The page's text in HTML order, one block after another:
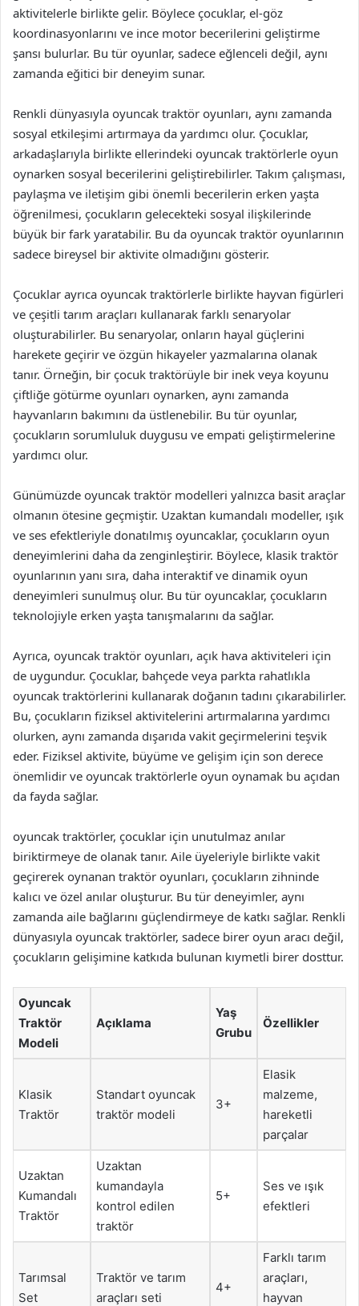
aktivitelerle birlikte gelir. Böylece çocuklar, el-göz
koordinasyonlarını ve ince motor becerilerini geliştirme
şansı bulurlar. Bu tür oyunlar, sadece eğlenceli değil, aynı
zamanda eğitici bir deneyim sunar.
Renkli dünyasıyla oyuncak traktör oyunları, aynı zamanda
sosyal etkileşimi artırmaya da yardımcı olur. Çocuklar,
arkadaşlarıyla birlikte ellerindeki oyuncak traktörlerle oyun
oynarken sosyal becerilerini geliştirebilirler. Takım çalışması,
paylaşma ve iletişim gibi önemli becerilerin erken yaşta
öğrenilmesi, çocukların gelecekteki sosyal ilişkilerinde
büyük bir fark yaratabilir. Bu da oyuncak traktör oyunlarının
sadece bireysel bir aktivite olmadığını gösterir.
Çocuklar ayrıca oyuncak traktörlerle birlikte hayvan figürleri
ve çeşitli tarım araçları kullanarak farklı senaryolar
oluşturabilirler. Bu senaryolar, onların hayal güçlerini
harekete geçirir ve özgün hikayeler yazmalarına olanak
tanır. Örneğin, bir çocuk traktörüyle bir inek veya koyunu
çiftliğe götürme oyunları oynarken, aynı zamanda
hayvanların bakımını da üstlenebilir. Bu tür oyunlar,
çocukların sorumluluk duygusu ve empati geliştirmelerine
yardımcı olur.
Günümüzde oyuncak traktör modelleri yalnızca basit araçlar
olmanın ötesine geçmiştir. Uzaktan kumandalı modeller, ışık
ve ses efektleriyle donatılmış oyuncaklar, çocukların oyun
deneyimlerini daha da zenginleştirir. Böylece, klasik traktör
oyunlarının yanı sıra, daha interaktif ve dinamik oyun
deneyimleri sunulmuş olur. Bu tür oyuncaklar, çocukların
teknolojiyle erken yaşta tanışmalarını da sağlar.
Ayrıca, oyuncak traktör oyunları, açık hava aktiviteleri için
de uygundur. Çocuklar, bahçede veya parkta rahatlıkla
oyuncak traktörlerini kullanarak doğanın tadını çıkarabilirler.
Bu, çocukların fiziksel aktivitelerini artırmalarına yardımcı
olurken, aynı zamanda dışarıda vakit geçirmelerini teşvik
eder. Fiziksel aktivite, büyüme ve gelişim için son derece
önemlidir ve oyuncak traktörlerle oyun oynamak bu açıdan
da fayda sağlar.
oyuncak traktörler, çocuklar için unutulmaz anılar
biriktirmeye de olanak tanır. Aile üyeleriyle birlikte vakit
geçirerek oynanan traktör oyunları, çocukların zihninde
kalıcı ve özel anılar oluşturur. Bu tür deneyimler, aynı
zamanda aile bağlarını güçlendirmeye de katkı sağlar. Renkli
dünyasıyla oyuncak traktörler, sadece birer oyun aracı değil,
çocukların gelişimine katkıda bulunan kıymetli birer dosttur.
Oyuncak
Traktör
Modeli
Açıklama
Yaş
Grubu
Özellikler
Klasik
Traktör
Standart oyuncak
traktör modeli
3+
Elasik
malzeme,
hareketli
parçalar
Uzaktan
Kumandalı
Traktör
Uzaktan
kumandayla
kontrol edilen
traktör
5+
Ses ve ışık
efektleri
Tarımsal
Set
Traktör ve tarım
araçları seti
4+
Farklı tarım
araçları,
hayvan